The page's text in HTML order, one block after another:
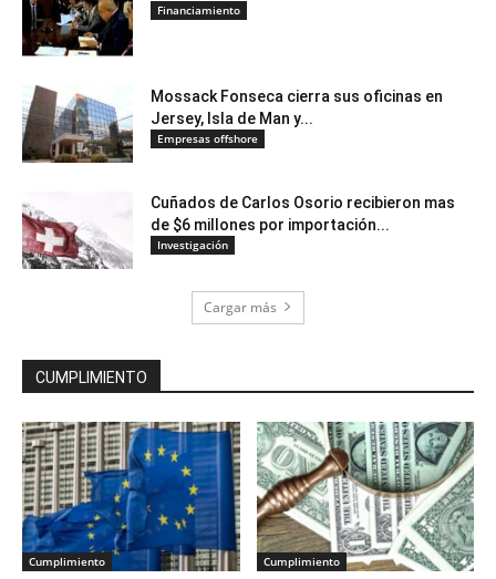
Financiamiento
Mossack Fonseca cierra sus oficinas en
Jersey, Isla de Man y...
Empresas offshore
Cuñados de Carlos Osorio recibieron mas
de $6 millones por importación...
Investigación
Cargar más
CUMPLIMIENTO
Cumplimiento Cumplimiento